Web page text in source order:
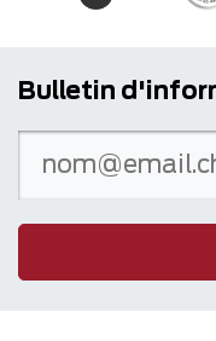
Bulletin